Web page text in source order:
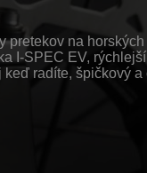
na
I-SPEC EV,
radíte, špičkový